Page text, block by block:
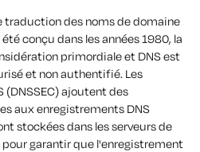
traduction des noms de domaine
conçu dans les années 1980, la
primordiale et DNS est
et non authentifié. Les
(DNSSEC) ajoutent des
aux enregistrements DNS
stockées dans les serveurs de
garantir que l'enregistrement